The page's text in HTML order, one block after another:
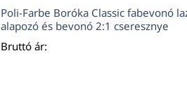
Poli-Farbe Boróka Classic fabevonó
alapozó és bevonó 2:1 cseresznye
Bruttó ár: